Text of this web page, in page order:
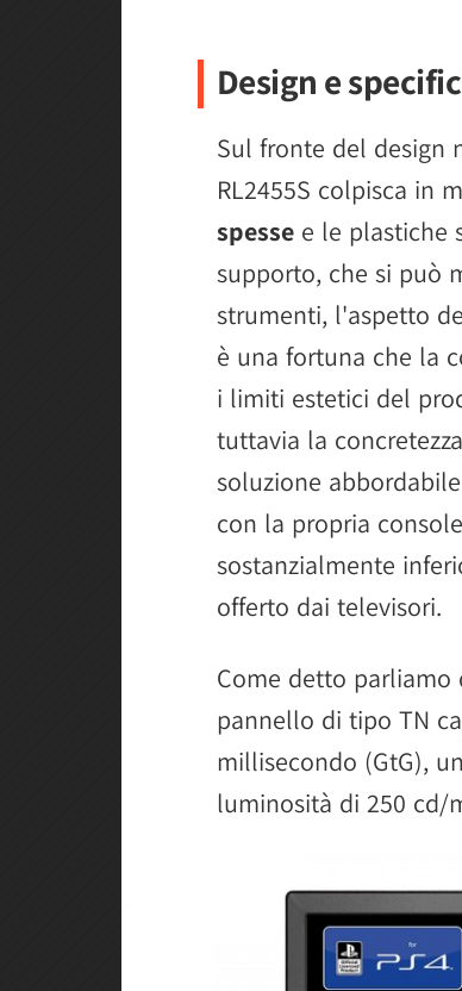
Design e
Sul fronte del design
RL2455S colpisca in
spesse e le plastiche
supporto, che si può
strumenti, l'aspetto
è una fortuna che la
i limiti estetici del
tuttavia la
soluzione
con la propria
sostanzialmente
offerto dai televisori.
Come detto
pannello di tipo TN
millisecondo (GtG),
luminosità di 250 cd/